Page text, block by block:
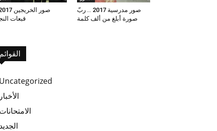
قبعات
صور مدرسية 2017 .. ربّ
صورة أبلغ من ألف كلمة
القوائم
Uncategorized
الأخبار
الامتحانات
الجديد